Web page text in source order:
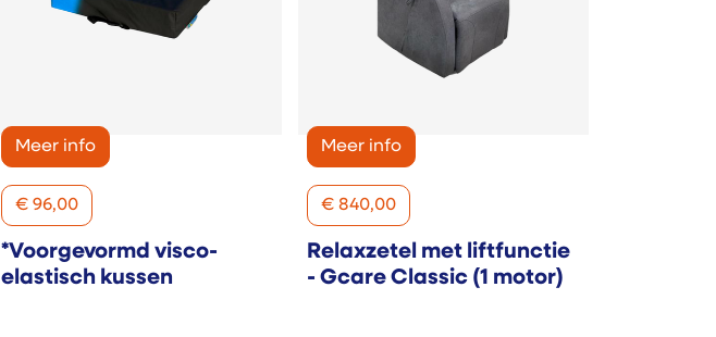
Meer info
€ 96,00
*Voorgevormd visco-
elastisch kussen
Meer info
€ 840,00
Relaxzetel met liftfunctie
- Gcare Classic (1 motor)